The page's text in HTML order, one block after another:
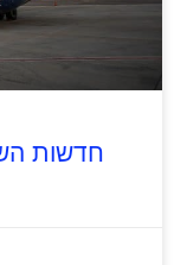
חדשות